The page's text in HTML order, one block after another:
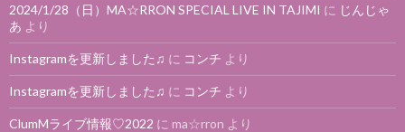
2024/1/28（日）MA☆RRON SPECIAL LIVE IN TAJIMI に じんじゃ
あ より
Instagramを更新しました♫ に コンチ より
Instagramを更新しました♫ に コンチ より
ClumMライブ情報♡2022 に ma☆rron より